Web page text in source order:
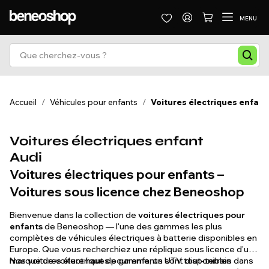
MENU
Accueil / Véhicules pour enfants / Voitures électriques enfant
Voitures électriques enfant
Audi
Voitures électriques pour enfants –
Voitures sous licence chez Beneoshop
Bienvenue dans la collection de voitures électriques pour
enfantsde Beneoshop — l'une des gammes les plus
complètes de véhicules électriques à batterie disponibles en
Europe. Que vous recherchiez une réplique sous licence d'une
marque de voiture haut de gamme, un UTV tout-terrain
Nos voitures électriques pour enfants sont disponibles dans